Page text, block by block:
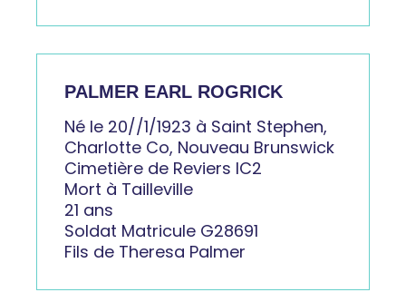
PALMER EARL ROGRICK
Né le 20//1/1923 à Saint Stephen,
Charlotte Co, Nouveau Brunswick
Cimetière de Reviers IC2
Mort à Tailleville
21 ans
Soldat Matricule G28691
Fils de Theresa Palmer